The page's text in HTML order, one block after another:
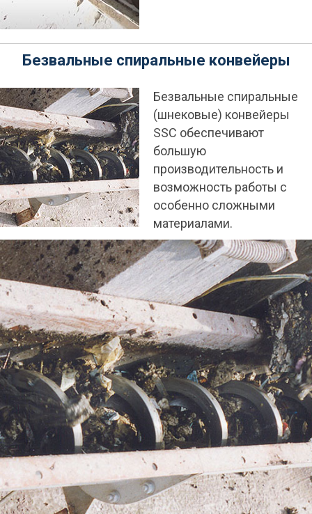
Безвальные спиральные конвейеры
Безвальные спиральные
(шнековые) конвейеры
SSC обеспечивают
большую
производительность и
возможность работы с
особенно сложными
материалами.